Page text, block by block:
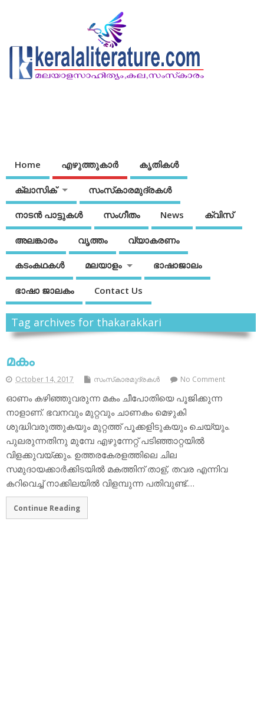
Home എഴുത്തുകാര്‍ കൃതികൾ
ക്ലാസിക് സംസ്‌കാരമുദ്രകള്‍
നാടന്‍ പാട്ടുകള്‍ സംഗീതം News ക്വിസ്
അലങ്കാരം വൃത്തം വ്യാകരണം
കടംകഥകള്‍ മലയാളം ഭാഷാജാലം
ഭാഷാ ജാലകം Contact Us
Tag archives for thakarakkari
മകം
October 14, 2017 സംസ്‌കാരമുദ്രകള്‍ No Comment
ഓണം കഴിഞ്ഞുവരുന്ന മകം ചീപോതിയെ പൂജിക്കുന്ന
നാളാണ്. ഭവനവും മുറ്റവും ചാണകം മെഴുകി
ശുദ്ധിവരുത്തുകയും മുറ്റത്ത് പൂക്കളിടുകയും ചെയ്യും.
പുലരുന്നതിനു മുമ്പേ എഴുന്നേറ്റ് പടിഞ്ഞാറ്റയില്‍
വിളക്കുവയ്ക്കും. ഉത്തരകേരളത്തിലെ ചില
സമുദായക്കാര്‍ക്കിടയില്‍ മകത്തിന് താള്, തവര എന്നിവ
കറിവെച്ച് നാക്കിലയില്‍ വിളമ്പുന്ന പതിവുണ്ട്.…
Continue Reading